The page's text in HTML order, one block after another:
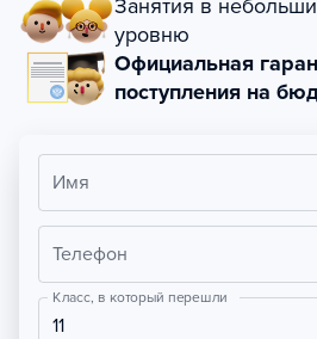
Занятия в
уровню
Официальная
поступления на
Имя
Телефон
Класс, в который перешли
11